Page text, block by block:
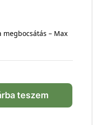
megbocsátás – Max
teszem